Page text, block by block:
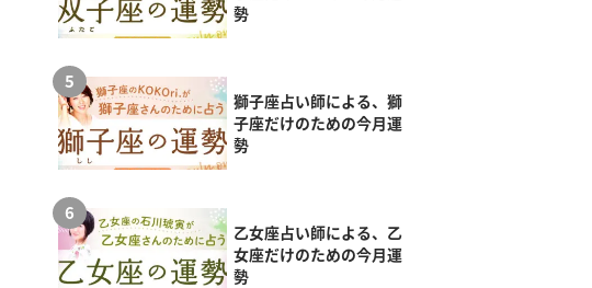
勢
獅子座占い師による、獅
子座だけのための今月運
勢
乙女座占い師による、乙
女座だけのための今月運
勢